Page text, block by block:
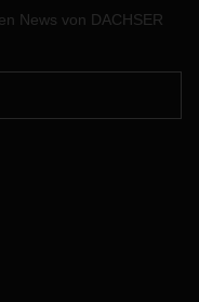
News von DACHSER